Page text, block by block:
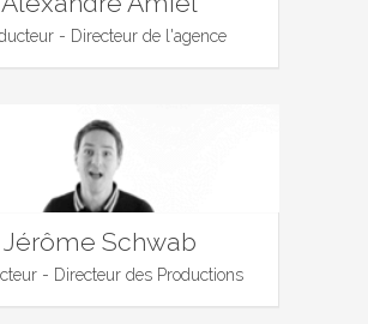
- Directeur de l'agence
Jérôme Schwab
- Directeur des Productions